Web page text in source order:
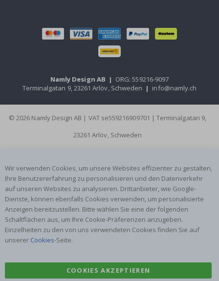
Namly Design AB | ORG: 559216-9097
Terminalgatan 9, 23261 Arlöv, Schweden | info@namly.ch
© 2026 Namly Design AB | VAT se559216909701 | Terminalgatan 9,
23261 Arlöv, Schweden
Wir verwenden Cookies, um unsere Websites effizienter zu gestalten,
Ihre Benutzererfahrung zu personalisieren und den Datenverkehr
auf unseren Websites zu analysieren. Drittanbieter, wie Google-
Dienste, können ebenfalls Cookies verwenden, um personalisierte
Anzeigen bereitzustellen. Bitte wählen Sie eine der folgenden
Schaltflächen aus, um Ihre Cookie-Präferenzen anzugeben.
Einzelheiten zu den von uns verwendeten Cookies finden Sie auf
unserer Cookies-Seite.
COOKIES AKZEPTIEREN